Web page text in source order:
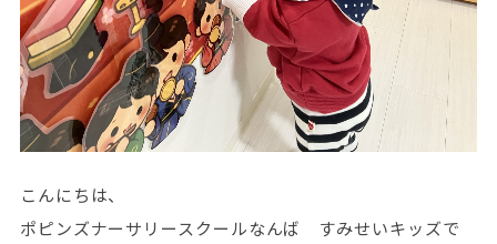
こんにちは、
ポピンズナーサリースクールなんば すみせいキッズで